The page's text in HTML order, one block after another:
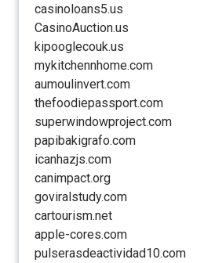
casinoloans5.us
CasinoAuction.us
kipooglecouk.us
mykitchennhome.com
aumoulinvert.com
thefoodiepassport.com
superwindowproject.com
papibakigrafo.com
icanhazjs.com
canimpact.org
goviralstudy.com
cartourism.net
apple-cores.com
pulserasdeactividad10.com